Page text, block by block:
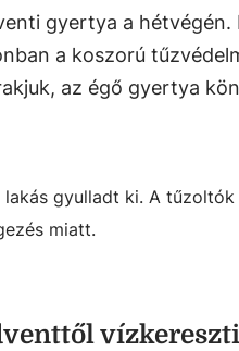
gyertya a hétvégén.
a koszorú
az égő gyertya
gyulladt ki. A
miatt.